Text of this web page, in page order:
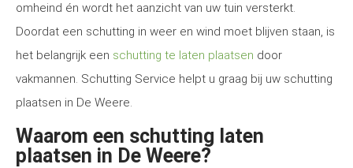
omheind én wordt het aanzicht van uw tuin versterkt.
Doordat een schutting in weer en wind moet blijven staan, is
het belangrijk een schutting te laten plaatsen door
vakmannen. Schutting Service helpt u graag bij uw schutting
plaatsen in De Weere.
Waarom een schutting laten
plaatsen in De Weere?